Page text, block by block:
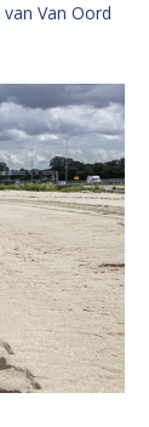
van Van Oord